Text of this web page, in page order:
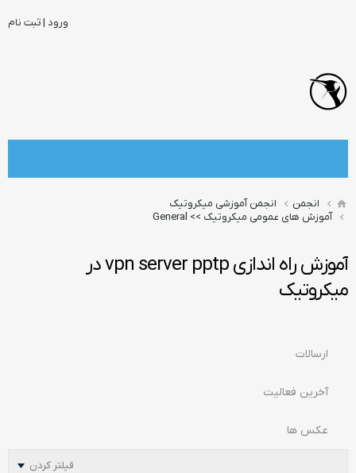
ورود | ثبت نام
انجمن
انجمن آموزشی میکروتیک
آموزش های عمومی میکروتیک >> General
آموزش راه اندازی vpn server pptp در
میکروتیک
ارسالات
آخرین فعالیت
عکس ها
فیلتر کردن